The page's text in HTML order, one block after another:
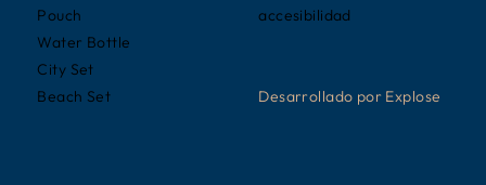
Pouch
Water Bottle
City Set
Beach Set
accesibilidad
Desarrollado por Explose